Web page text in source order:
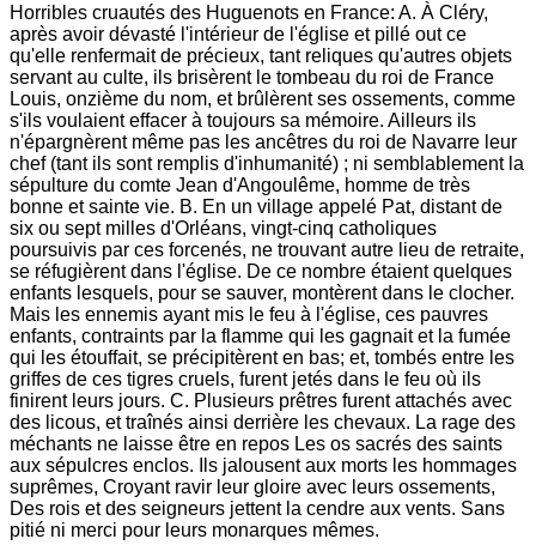
Horribles cruautés des Huguenots en France: A. À Cléry,
après avoir dévasté l'intérieur de l'église et pillé out ce
qu'elle renfermait de précieux, tant reliques qu'autres objets
servant au culte, ils brisèrent le tombeau du roi de France
Louis, onzième du nom, et brûlèrent ses ossements, comme
s'ils voulaient effacer à toujours sa mémoire. Ailleurs ils
n'épargnèrent même pas les ancêtres du roi de Navarre leur
chef (tant ils sont remplis d'inhumanité) ; ni semblablement la
sépulture du comte Jean d'Angoulême, homme de très
bonne et sainte vie. B. En un village appelé Pat, distant de
six ou sept milles d'Orléans, vingt-cinq catholiques
poursuivis par ces forcenés, ne trouvant autre lieu de retraite,
se réfugièrent dans l'église. De ce nombre étaient quelques
enfants lesquels, pour se sauver, montèrent dans le clocher.
Mais les ennemis ayant mis le feu à l'église, ces pauvres
enfants, contraints par la flamme qui les gagnait et la fumée
qui les étouffait, se précipitèrent en bas; et, tombés entre les
griffes de ces tigres cruels, furent jetés dans le feu où ils
finirent leurs jours. C. Plusieurs prêtres furent attachés avec
des licous, et traînés ainsi derrière les chevaux. La rage des
méchants ne laisse être en repos Les os sacrés des saints
aux sépulcres enclos. Ils jalousent aux morts les hommages
suprêmes, Croyant ravir leur gloire avec leurs ossements,
Des rois et des seigneurs jettent la cendre aux vents. Sans
pitié ni merci pour leurs monarques mêmes.